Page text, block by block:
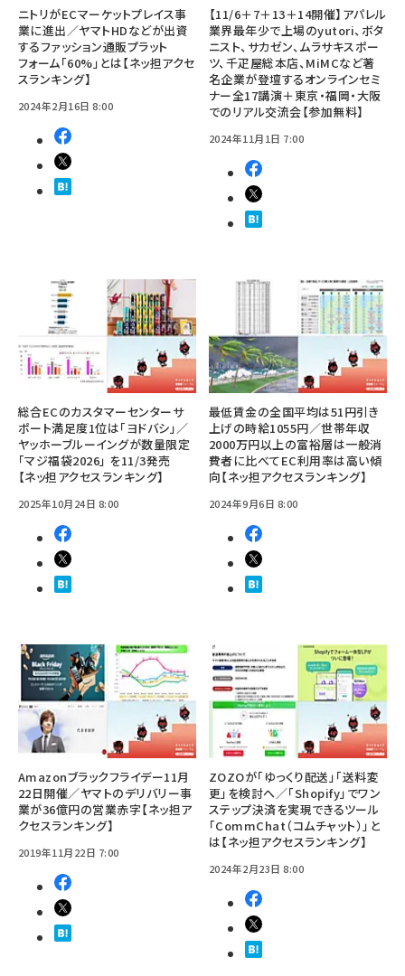
ニトリがECマーケットプレイス事
業に進出／ヤマトHDなどが出資
するファッション通販プラット
フォーム「60%」とは【ネッ担アクセ
スランキング】
2024年2月16日 8:00
【11/6＋7＋13＋14開催】アパレル
業界最年少で上場のyutori、ボタ
ニスト、サカゼン、ムラサキスポー
ツ、千疋屋総本店、MiMCなど著
名企業が登壇するオンラインセミ
ナー全17講演＋東京・福岡・大阪
でのリアル交流会【参加無料】
2024年11月1日 7:00
総合ECのカスタマーセンターサ
ポート満足度1位は「ヨドバシ」／
ヤッホーブルーイングが数量限定
「マジ福袋2026」 を11/3発売
【ネッ担アクセスランキング】
2025年10月24日 8:00
最低賃金の全国平均は51円引き
上げの時給1055円／世帯年収
2000万円以上の富裕層は一般消
費者に比べてEC利用率は高い傾
向【ネッ担アクセスランキング】
2024年9月6日 8:00
Amazonブラックフライデー11月
22日開催／ヤマトのデリバリー事
業が36億円の営業赤字【ネッ担ア
クセスランキング】
2019年11月22日 7:00
ZOZOが「ゆっくり配送」「送料変
更」を検討へ／「Shopify」でワン
ステップ決済を実現できるツール
「CommChat（コムチャット）」と
は【ネッ担アクセスランキング】
2024年2月23日 8:00